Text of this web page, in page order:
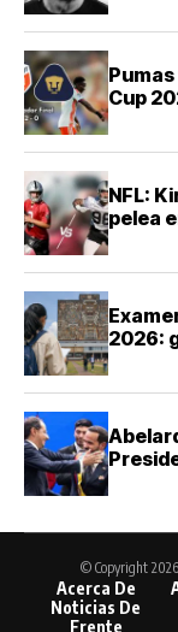
Cup
NFL:
pelea
2026:
© Copyright 2026
Acerca De
Noticias De
Frente